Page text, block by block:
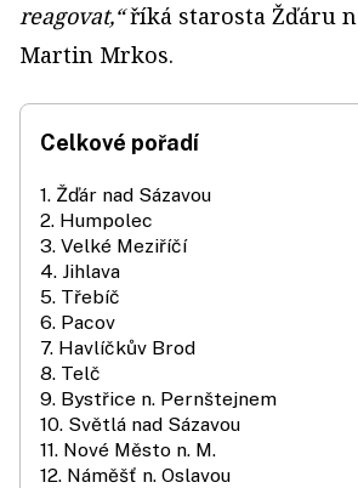
reagovat,“říká starosta Žďáru
Martin Mrkos.
Celkové pořadí
1. Žďár nad Sázavou
2. Humpolec
3. Velké Meziříčí
4. Jihlava
5. Třebíč
6. Pacov
7. Havlíčkův Brod
8. Telč
9. Bystřice n. Pernštejnem
10. Světlá nad Sázavou
11. Nové Město n. M.
12. Náměšť n. Oslavou